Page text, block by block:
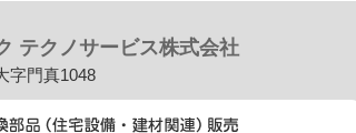
テクノサービス株式会社
字門真1048